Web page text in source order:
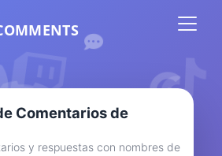
Comentarios de
y respuestas con nombres de